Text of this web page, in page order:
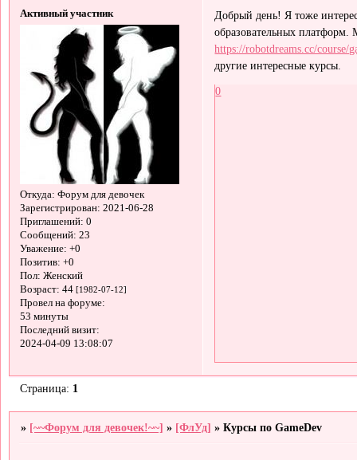
Активный участник
Откуда: Форум для девочек
Зарегистрирован: 2021-06-28
Приглашений: 0
Сообщений: 23
Уважение: +0
Позитив: +0
Пол: Женский
Возраст: 44 [1982-07-12]
Провел на форуме:
53 минуты
Последний визит:
2024-04-09 13:08:07
Добрый день! Я тоже
образовательных платформ.
https://robotdreams.cc/course/
другие интересные курсы.
0
Страница: 1
» [~~Форум для девочек!~~] » [ФлУд] »Курсы по GameDev